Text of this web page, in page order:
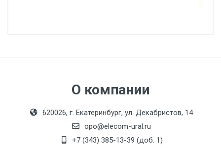
О компании
620026, г. Екатеринбург, ул. Декабристов, 14
opo@elecom-ural.ru
+7 (343) 385-13-39 (доб. 1)